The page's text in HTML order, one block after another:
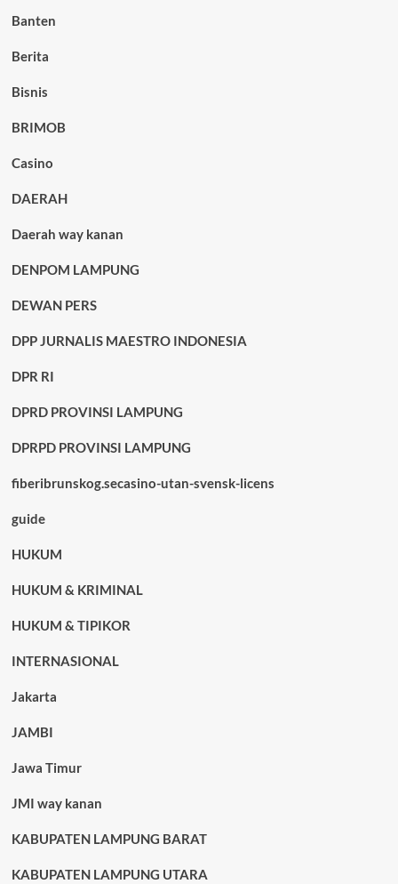
Banten
Berita
Bisnis
BRIMOB
Casino
DAERAH
Daerah way kanan
DENPOM LAMPUNG
DEWAN PERS
DPP JURNALIS MAESTRO INDONESIA
DPR RI
DPRD PROVINSI LAMPUNG
DPRPD PROVINSI LAMPUNG
fiberibrunskog.secasino-utan-svensk-licens
guide
HUKUM
HUKUM & KRIMINAL
HUKUM & TIPIKOR
INTERNASIONAL
Jakarta
JAMBI
Jawa Timur
JMI way kanan
KABUPATEN LAMPUNG BARAT
KABUPATEN LAMPUNG UTARA